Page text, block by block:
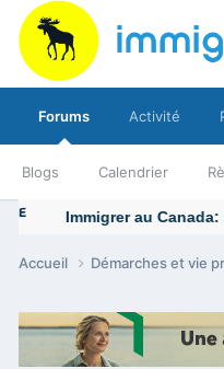
Forums
Blogs Calendrier
Activité
Accueil Démarches et vie